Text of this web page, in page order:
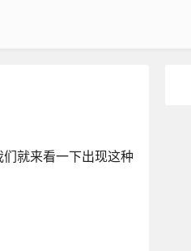
就来看一下出现这种